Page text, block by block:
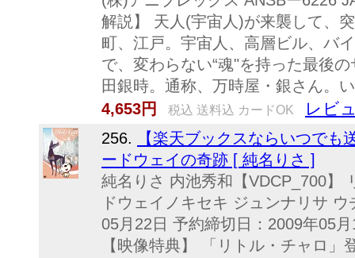
解説】 天人(宇宙人)が来襲して、
町、江戸。宇宙人、高層ビル、バ
で、変わらない“魂"を持った最後
田銀時。通称、万時屋・銀さん。
4,653円
税込 送料込 カードOK レビ
256.
【楽天ブックスならいつで
ードウェイの奇跡 [ 純名りさ ]
純名りさ 内池秀和【VDCP_700】
ドウェイノキセキ ジュンナリサ
05月22日 予約締切日：2009年05
【映像特典】 「リトル・チャロ